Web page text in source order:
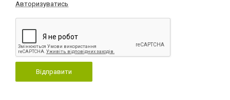
Авторизуватись
Відправити